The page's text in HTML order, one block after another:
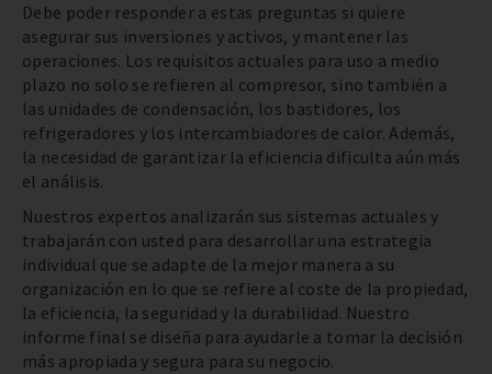
Debe poder responder a estas preguntas si quiere
asegurar sus inversiones y activos, y mantener las
operaciones. Los requisitos actuales para uso a medio
plazo no solo se refieren al compresor, sino también a
las unidades de condensación, los bastidores, los
refrigeradores y los intercambiadores de calor. Además,
la necesidad de garantizar la eficiencia dificulta aún más
el análisis.
Nuestros expertos analizarán sus sistemas actuales y
trabajarán con usted para desarrollar una estrategia
individual que se adapte de la mejor manera a su
organización en lo que se refiere al coste de la propiedad,
la eficiencia, la seguridad y la durabilidad. Nuestro
informe final se diseña para ayudarle a tomar la decisión
más apropiada y segura para su negocio.